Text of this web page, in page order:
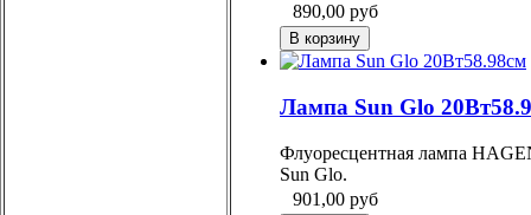
890,00 руб
Лампа Sun Glo
Флуоресцентная лампа
Sun Glo.
901,00 руб